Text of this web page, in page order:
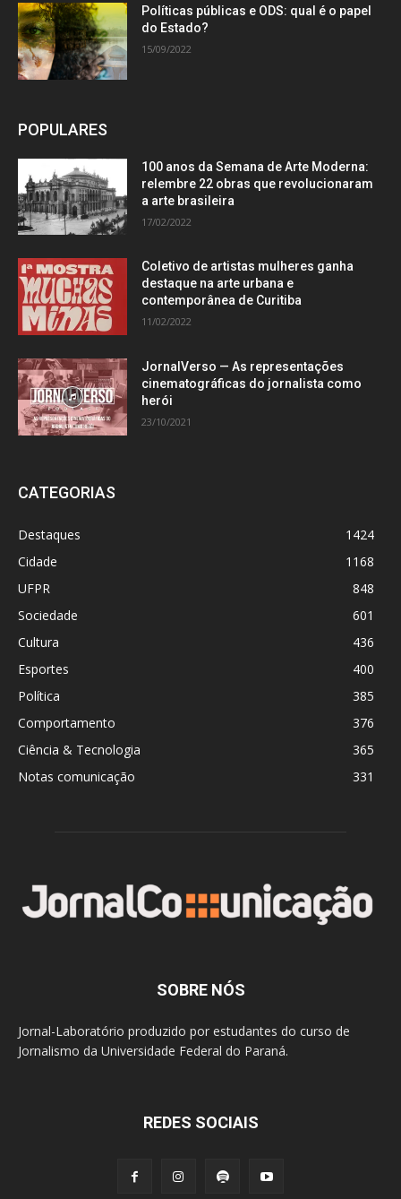
Políticas públicas e ODS: qual é o papel
do Estado?
15/09/2022
POPULARES
100 anos da Semana de Arte Moderna:
relembre 22 obras que revolucionaram
a arte brasileira
17/02/2022
Coletivo de artistas mulheres ganha
destaque na arte urbana e
contemporânea de Curitiba
11/02/2022
JornalVerso — As representações
cinematográficas do jornalista como
herói
23/10/2021
CATEGORIAS
Destaques
1424
Cidade
1168
UFPR
848
Sociedade
601
Cultura
436
Esportes
400
Política
385
Comportamento
376
Ciência & Tecnologia
365
Notas comunicação
331
SOBRE NÓS
Jornal-Laboratório produzido por estudantes do curso de
Jornalismo da Universidade Federal do Paraná.
REDES SOCIAIS